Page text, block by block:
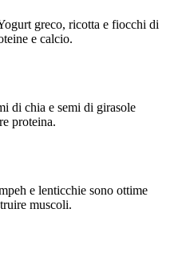
greco, ricotta e fiocchi di
e calcio.
di chia e semi di girasole
proteina.
e lenticchie sono ottime
muscoli.